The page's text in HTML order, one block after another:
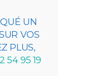
UN
VOS
PLUS,
54 95 19